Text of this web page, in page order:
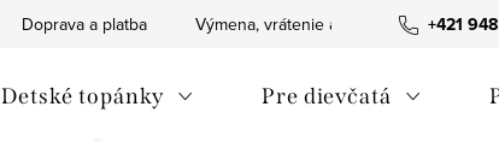
+421
Doprava a platba Výmena, vrátenie a reklamácie tovaru
Detské topánky Pre dievčatá